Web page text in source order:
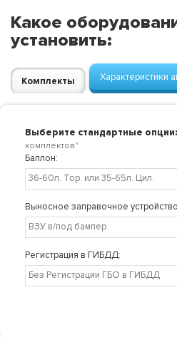
Какое
установить:
Комплекты Характеристики
Выберите стандартные опции:
комплектов"
Баллон:
Выносное заправочное
Регистрация в ГИБДД: